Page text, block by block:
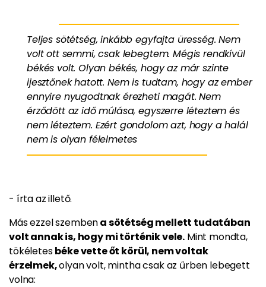
Teljes sötétség, inkább egyfajta üresség. Nem
volt ott semmi, csak lebegtem. Mégis rendkívül
békés volt. Olyan békés, hogy az már szinte
ijesztőnek hatott. Nem is tudtam, hogy az ember
ennyire nyugodtnak érezheti magát. Nem
érződött az idő múlása, egyszerre léteztem és
nem léteztem. Ezért gondolom azt, hogy a halál
nem is olyan félelmetes
- írta az illető.
Más ezzel szembena sötétség mellett tudatában
volt annak is, hogy mi történik vele. Mint mondta,
tökéletesbéke vette őt körül, nem voltak
érzelmek,olyan volt, mintha csak az űrben lebegett
volna: